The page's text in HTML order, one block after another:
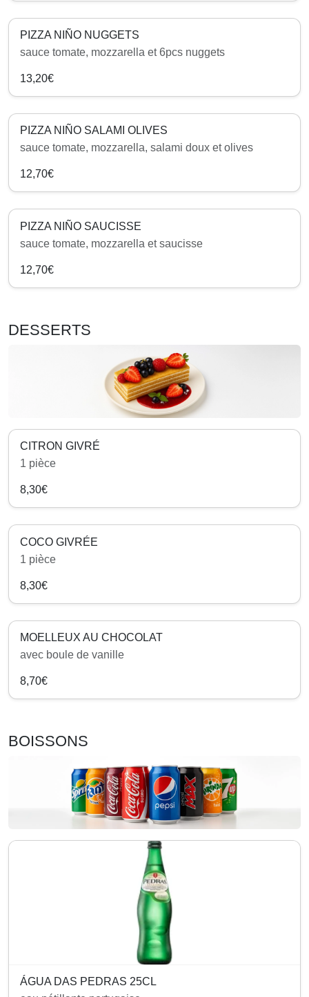
PIZZA NIÑO NUGGETS
sauce tomate, mozzarella et 6pcs nuggets
13,20€
PIZZA NIÑO SALAMI OLIVES
sauce tomate, mozzarella, salami doux et olives
12,70€
PIZZA NIÑO SAUCISSE
sauce tomate, mozzarella et saucisse
12,70€
DESSERTS
CITRON GIVRÉ
1 pièce
8,30€
COCO GIVRÉE
1 pièce
8,30€
MOELLEUX AU CHOCOLAT
avec boule de vanille
8,70€
BOISSONS
ÁGUA DAS PEDRAS 25CL